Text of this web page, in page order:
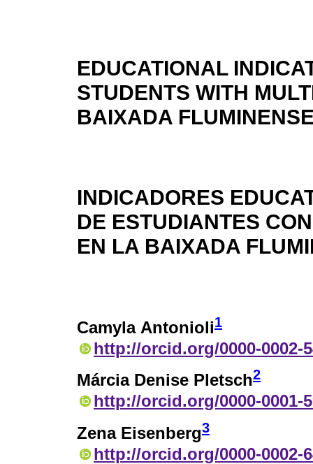
EDUCATIONAL
STUDENTS WITH
BAIXADA
INDICADORES
DE ESTUDIANTES
EN LA BAIXADA
Camyla Antonioli1
http://orcid.org/0000-0002-
Márcia Denise Pletsch2
http://orcid.org/0000-0001-
Zena Eisenberg3
http://orcid.org/0000-0002-